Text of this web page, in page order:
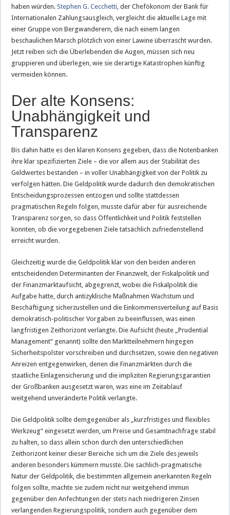
haben würden.Stephen G. Cecchetti, der Chefökonom der Bank für
Internationalen Zahlungsausgleich, vergleicht die aktuelle Lage mit
einer Gruppe von Bergwanderern, die nach einem langen
beschaulichen Marsch plötzlich von einer Lawine überrascht wurden.
Jetzt reiben sich die Überlebenden die Augen, müssen sich neu
gruppieren und überlegen, wie sie derartige Katastrophen künftig
vermeiden können.
Der alte Konsens:
Unabhängigkeit und
Transparenz
Bis dahin hatte es den klaren Konsens gegeben, dass die Notenbanken
ihre klar spezifizierten Ziele – die vor allem aus der Stabilität des
Geldwertes bestanden – in voller Unabhängigkeit von der Politik zu
verfolgen hätten. Die Geldpolitik wurde dadurch den demokratischen
Entscheidungsprozessen entzogen und sollte stattdessen
pragmatischen Regeln folgen, musste dafür aber für ausreichende
Transparenz sorgen, so dass Öffentlichkeit und Politik feststellen
konnten, ob die vorgegebenen Ziele tatsächlich zufriedenstellend
erreicht wurden.
Gleichzeitig wurde die Geldpolitik klar von den beiden anderen
entscheidenden Determinanten der Finanzwelt, der Fiskalpolitik und
der Finanzmarktaufsicht, abgegrenzt, wobei die Fiskalpolitik die
Aufgabe hatte, durch antizyklische Maßnahmen Wachstum und
Beschäftigung sicherzustellen und die Einkommensverteilung auf Basis
demokratisch-politischer Vorgaben zu beeinflussen, was einen
langfristigen Zeithorizont verlangte. Die Aufsicht (heute „Prudential
Management“ genannt) sollte den Marktteilnehmern hingegen
Sicherheitspolster vorschreiben und durchsetzen, sowie den negativen
Anreizen entgegenwirken, denen die Finanzmärkten durch die
staatliche Einlagensicherung und die impliziten Regierungsgarantien
der Großbanken ausgesetzt waren, was eine im Zeitablauf
weitgehend unveränderte Politik verlangte.
Die Geldpolitik sollte demgegenüber als „kurzfristiges und flexibles
Werkzeug“ eingesetzt werden, um Preise und Gesamtnachfrage stabil
zu halten, so dass allein schon durch den unterschiedlichen
Zeithorizont keiner dieser Bereiche sich um die Ziele des jeweils
anderen besonders kümmern musste. Die sachlich-pragmatische
Natur der Geldpolitik, die bestimmten allgemein anerkannten Regeln
folgen sollte, machte sie zudem nicht nur weitgehend immun
gegenüber den Anfechtungen der stets nach niedrigeren Zinsen
verlangenden Regierungspolitik, sondern auch gegenüber dem